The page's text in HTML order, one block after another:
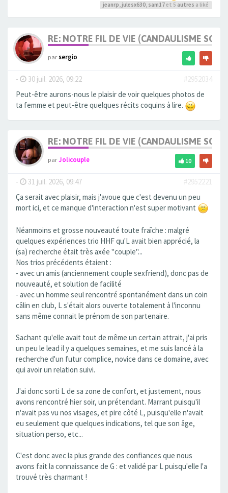
jeanrp, julesx630, sam17et 5 autres a liké
RE: NOTRE FIL DE VIE (CANDAULISME
parsergio
- 30 juil. 2026, 09:22
#2952034
Peut-être aurons-nous le plaisir de voir quelques photos de
ta femme et peut-être quelques récits coquins à lire.
RE: NOTRE FIL DE VIE (CANDAULISME
parJolicouple 10
- 31 juil. 2026, 09:47
#2952221
Ça serait avec plaisir, mais j'avoue que c'est devenu un peu
mort ici, et ce manque d'interaction n'est super motivant
Néanmoins et grosse nouveauté toute fraîche : malgré
quelques expériences trio HHF qu'L avait bien apprécié, la
(sa) recherche était très axée "couple"...
Nos trios précédents étaient :
- avec un amis (anciennement couple sexfriend), donc pas de
nouveauté, et solution de facilité
- avec un homme seul rencontré spontanément dans un coin
câlin en club, L s'était alors ouverte totalement à l'inconnu
sans même connait le prénom de son partenaire.
Sachant qu'elle avait tout de même un certain attrait, j'ai pris
un peu le lead il y a quelques semaines, et me suis lancé à la
recherche d'un futur complice, novice dans ce domaine, avec
qui avoir un relation suivi.
J'ai donc sorti L de sa zone de confort, et justement, nous
avons rencontré hier soir, un prétendant. Marrant puisqu'il
n'avait pas vu nos visages, et pire côté L, puisqu'elle n'avait
eu seulement que quelques indications, tel que son âge,
situation perso, etc...
C'est donc avec la plus grande des confiances que nous
avons fait la connaissance de G : et validé par L puisqu'elle l'a
trouvé très charmant !